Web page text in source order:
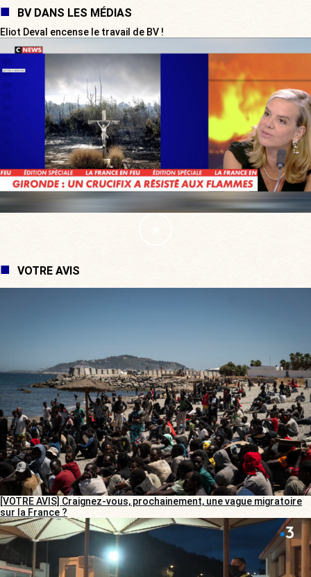
BV DANS LES MÉDIAS
Eliot Deval encense le travail de BV !
VOTRE AVIS
[VOTRE AVIS] Craignez-vous, prochainement, une vague migratoire
sur la France ?